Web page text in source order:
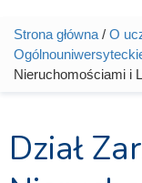
Jesteś tutaj
Strona główna / O
Nieruchomościami i
Dział